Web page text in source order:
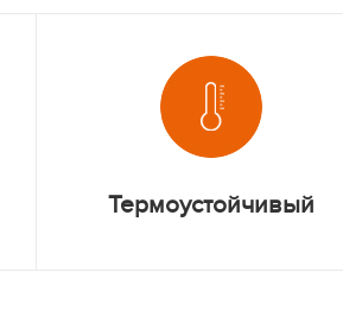
Термоустойчивый